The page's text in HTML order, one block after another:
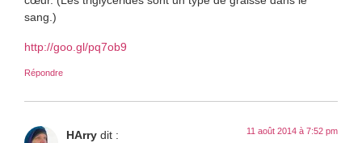
sang.)
http://goo.gl/pq7ob9
Répondre
HArry dit : 11 août 2014 à 7:52 pm